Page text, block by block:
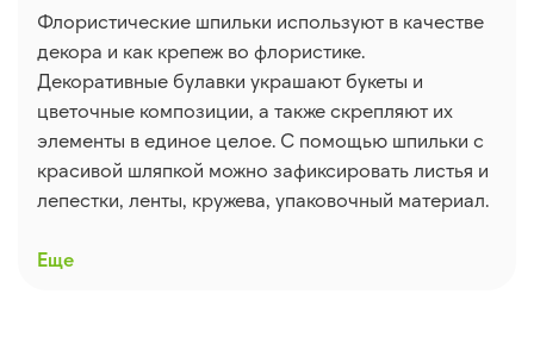
Флористические шпильки используют в качестве
декора и как крепеж во флористике.
Декоративные булавки украшают букеты и
цветочные композиции, а также скрепляют их
элементы в единое целое. С помощью шпильки с
красивой шляпкой можно зафиксировать листья и
лепестки, ленты, кружева, упаковочный материал.
Еще